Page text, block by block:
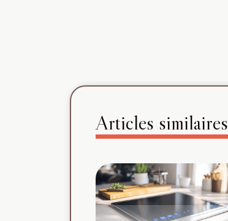
Articles similaires